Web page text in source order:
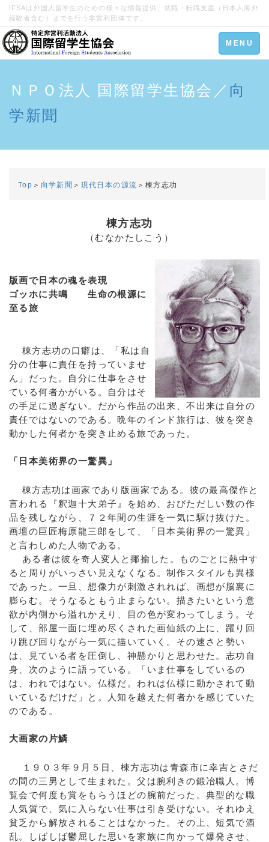
IFSAは外国人留学生のための様々な情報提供、就職・転職支援（日本人海外
経験者含む）までを行う非営利団体です。
Toggle
navigation
MENU
ＮＰＯ法人 国際留学生協会／ 向
学新聞
Top ＞ 向学新聞 ＞ 現代日本の源流 ＞棟方志功
棟方志功
（むなかたしこう）
版画で日本の魂を表現
ゴッホに共鳴 生命の根源に
至る旅
棟方志功の口癖は、「私は自
分の仕事に責任を持っていませ
ん」だった。自分に仕事をさせ
ている何者かがいる。自分はそ
の手足に過ぎない。だから作品の出来、不出来は自分の
責任ではないのである。晩年のインド旅行は、彼を突き
動かした何者かを突き止める旅であった。
「日本美術界の一驚異」
棟方志功は画家であり版画家である。彼の最高傑作と
言われる『釈迦十大弟子』を始め、おびただしい数の作
品を残しながら、７２年間の生涯を一気に駆け抜けた。
画壇の巨匠梅原龍三郎をして、「日本美術界の一驚異」
と言わしめた人物である。
ある者は彼を奇人変人と揶揄した。ものごとに熱中す
ると周りがいっさい見えなくなる。制作スタイルも異様
であった。一旦、想像力が刺激されれば、画想が脳裏に
膨らむ。そうなるともう止まらない。描きたいという意
欲が内側から溢れかえり、目の色が変わってしまう。そ
して、部屋一面に埋め尽くされた画仙紙の上に、躍り回
り跳び回りながら一気に描いていく。その速さと勢い
は、見ている者を圧倒し、神懸かりと思わせた。志功自
身、次のように語っている。「いま仕事をしているの
は、われではない。仏様だ。われは仏様に動かされて動
いているだけだ」と。人知を越えた何者かを感じていた
のである。
大画家の片鱗
１９０３年９月５日、棟方志功は青森市に幸吉とさだ
の間の三男として生まれた。父は腕利きの鍛冶職人。博
覧会で何度も賞をもらうほどの腕前だった。典型的な職
人気質で、気に入らない仕事は引き受けない。それゆえ
貧乏から解放されることはなかった。その上、短気で酒
乱。しばしば鬱屈した思いを家族に向かって爆発させ、